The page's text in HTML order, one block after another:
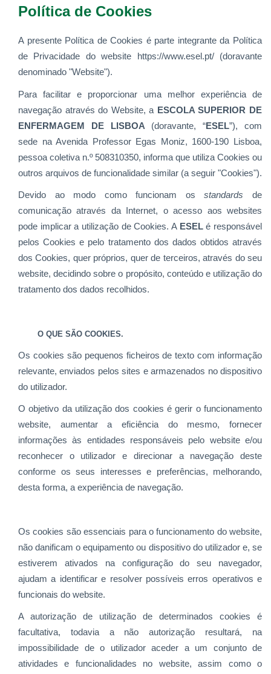
Política de Cookies
A presente Política de Cookies é parte integrante da Política
de Privacidade do website https://www.esel.pt/
(doravante
denominado "Website").
Para facilitar e proporcionar uma melhor experiência de
navegação através do Website, a ESCOLA SUPERIOR DE
ENFERMAGEM DE LISBOA (doravante, “ESEL”), com
sede na Avenida Professor Egas Moniz, 1600-190 Lisboa,
pessoa coletiva n.º 508310350, informa que utiliza Cookies ou
outros arquivos de funcionalidade similar (a seguir "Cookies").
Devido ao modo como funcionam osstandards de
comunicação através da Internet, o acesso aos websites
pode implicar a utilização de Cookies. A ESELé responsável
pelos Cookies e pelo tratamento dos dados obtidos através
dos Cookies, quer próprios, quer de terceiros, através do seu
website, decidindo sobre o propósito, conteúdo e utilização do
tratamento dos dados recolhidos.
O QUE SÃO COOKIES.
Os cookies são pequenos ficheiros de texto com informação
relevante, enviados pelos sites e armazenados no dispositivo
do utilizador.
O objetivo da utilização dos cookies é gerir o funcionamento
website, aumentar a eficiência do mesmo, fornecer
informações às entidades responsáveis pelo website e/ou
reconhecer o utilizador e direcionar a navegação deste
conforme os seus interesses e preferências, melhorando,
desta forma, a experiência de navegação.
Os cookies são essenciais para o funcionamento do website,
não danificam o equipamento ou dispositivo do utilizador e, se
estiverem ativados na configuração do seu navegador,
ajudam a identificar e resolver possíveis erros operativos e
funcionais do website.
A autorização de utilização de determinados cookies é
facultativa, todavia a não autorização resultará, na
impossibilidade de o utilizador aceder a um conjunto de
atividades e funcionalidades no website, assim como o